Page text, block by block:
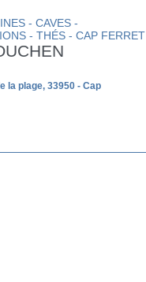
- CAVES -
- THÉS - CAP FERRET
la plage, 33950 - Cap